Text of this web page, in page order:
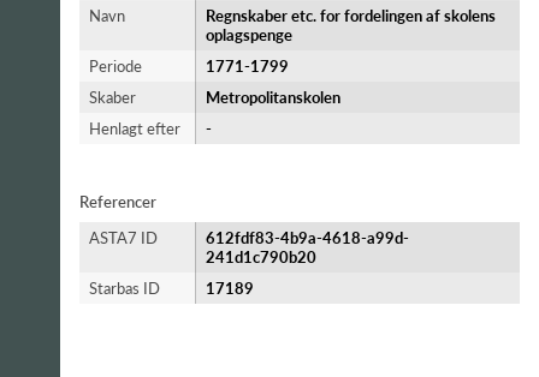
Navn
Regnskaber etc. for fordelingen af skolens
oplagspenge
Periode
1771-​1799
Skaber
Metropolitanskolen
Henlagt efter
-
Referencer
ASTA7 ID
612fdf83-4b9a-4618-a99d-
241d1c790b20
Starbas ID
17189